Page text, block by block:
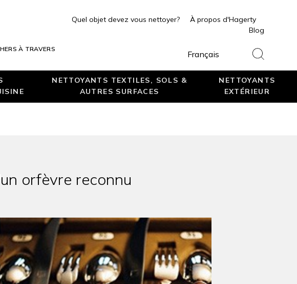
À TRAVERS
Quel objet devez vous nettoyer?
À propos d'Hagerty
Blog
Français
NETTOYANTS TEXTILES, SOLS &
AUTRES SURFACES
NETTOYANTS
EXTÉRIEUR
orfèvre reconnu